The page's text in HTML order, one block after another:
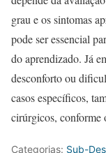
grau e os sintomas
pode ser essencial
do aprendizado. Já
desconforto ou
casos específicos,
cirúrgicos, conforme
Categorias: Sub-